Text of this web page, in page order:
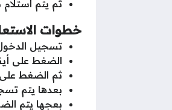
ثم يتم استلام
خطوات
تسجيل الدخول
الضغط على
ثم الضغط على
بعدها يتم
بعجها يتم